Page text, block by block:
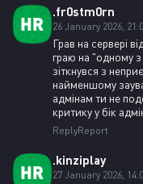
.fr0stm0rn
26 January 2026,
Грав на сервері
граю на "одному
зіткнувся з
найменшому
адмінам ти не
критику у бік
ReplyReport
.kinziplay
27 January 2026,